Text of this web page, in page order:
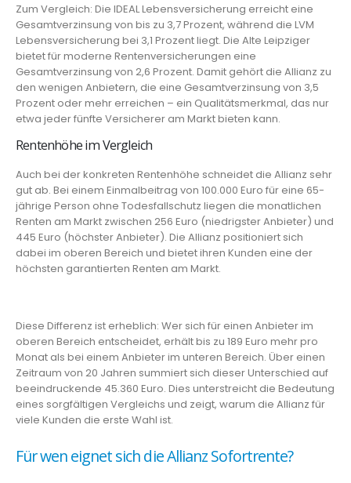
Zum Vergleich: Die IDEAL Lebensversicherung erreicht eine
Gesamtverzinsung von bis zu 3,7 Prozent, während die LVM
Lebensversicherung bei 3,1 Prozent liegt. Die Alte Leipziger
bietet für moderne Rentenversicherungen eine
Gesamtverzinsung von 2,6 Prozent. Damit gehört die Allianz zu
den wenigen Anbietern, die eine Gesamtverzinsung von 3,5
Prozent oder mehr erreichen – ein Qualitätsmerkmal, das nur
etwa jeder fünfte Versicherer am Markt bieten kann.
Rentenhöhe im Vergleich
Auch bei der konkreten Rentenhöhe schneidet die Allianz sehr
gut ab. Bei einem Einmalbeitrag von 100.000 Euro für eine 65-
jährige Person ohne Todesfallschutz liegen die monatlichen
Renten am Markt zwischen 256 Euro (niedrigster Anbieter) und
445 Euro (höchster Anbieter). Die Allianz positioniert sich
dabei im oberen Bereich und bietet ihren Kunden eine der
höchsten garantierten Renten am Markt.
Diese Differenz ist erheblich: Wer sich für einen Anbieter im
oberen Bereich entscheidet, erhält bis zu 189 Euro mehr pro
Monat als bei einem Anbieter im unteren Bereich. Über einen
Zeitraum von 20 Jahren summiert sich dieser Unterschied auf
beeindruckende 45.360 Euro. Dies unterstreicht die Bedeutung
eines sorgfältigen Vergleichs und zeigt, warum die Allianz für
viele Kunden die erste Wahl ist.
Für wen eignet sich die Allianz Sofortrente?